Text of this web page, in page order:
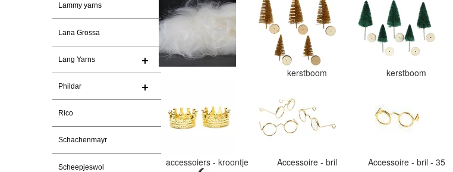
Lammy yarns
Lana Grossa
Lang Yarns
Phildar
Rico
Schachenmayr
Scheepjeswol
kerstboom kerstboom
accessoiers - kroontje Accessoire - bril Accessoire - bril - 35